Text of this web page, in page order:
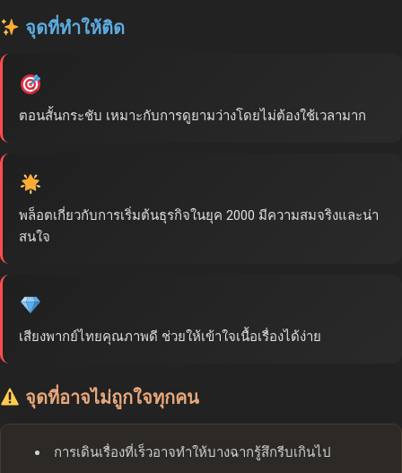
จุดที่ทำให้ติด
ตอนสั้นกระชับ เหมาะกับการดูยามว่างโดยไม่ต้องใช้เวลามาก
พล็อตเกี่ยวกับการเริ่มต้นธุรกิจในยุค 2000 มีความสมจริงและน่า
สนใจ
เสียงพากย์ไทยคุณภาพดี ช่วยให้เข้าใจเนื้อเรื่องได้ง่าย
จุดที่อาจไม่ถูกใจทุกคน
การเดินเรื่องที่เร็วอาจทำให้บางฉากรู้สึกรีบเกินไป